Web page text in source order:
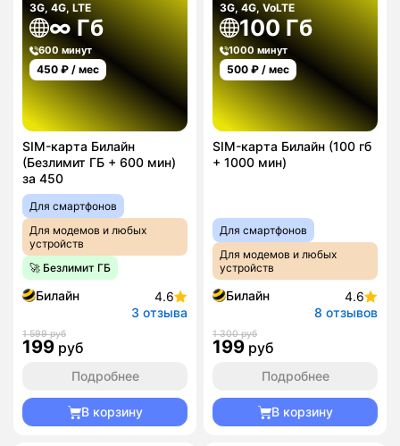
3G, 4G, LTE
∞ Гб
600 минут
450 ₽ / мес
SIM-карта Билайн
(Безлимит ГБ + 600 мин)
за 450
Для смартфонов
Для модемов и любых
устройств
🚀 Безлимит ГБ
Билайн
4.6
3 отзыва
1 599 руб
199 руб
Подробнее
В корзину
3G, 4G, VoLTE
100 Гб
1000 минут
500 ₽ / мес
SIM-карта Билайн (100 гб
+ 1000 мин)
Для смартфонов
Для модемов и любых
устройств
Билайн
4.6
8 отзывов
1 300 руб
199 руб
Подробнее
В корзину